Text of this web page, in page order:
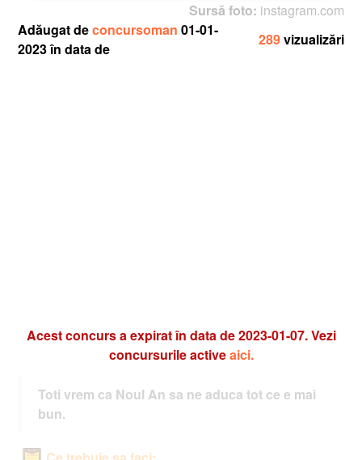
Sursă foto:instagram.com
Adăugat deconcursoman01-01-
2023 în data de
289vizualizări
Acest concurs a expirat în data de 2023-01-07. Vezi
concursurile activeaici.
Toti vrem ca Noul An sa ne aduca tot ce e mai
bun.